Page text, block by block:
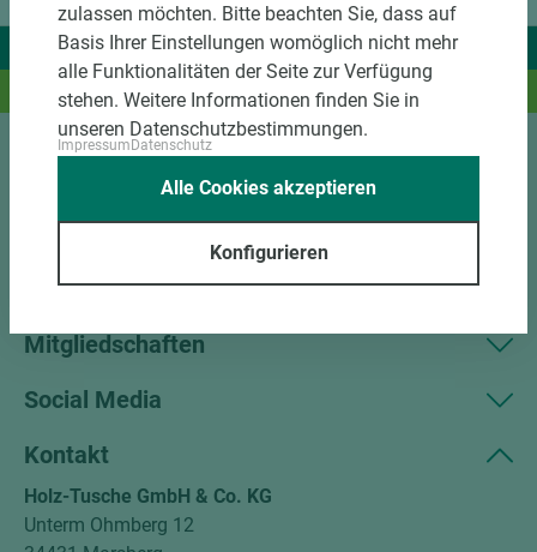
Wir liefern Ideen.
Und das passende Holz dazu.
Unternehmen
Mitgliedschaften
Social Media
Kontakt
Holz-Tusche GmbH & Co. KG
Unterm Ohmberg 12
zulassen möchten. Bitte beachten Sie, dass auf
Basis Ihrer Einstellungen womöglich nicht mehr
alle Funktionalitäten der Seite zur Verfügung
stehen. Weitere Informationen finden Sie in
unseren Datenschutzbestimmungen.
ImpressumDatenschutz
Konfigurieren
Alle Cookies akzeptieren